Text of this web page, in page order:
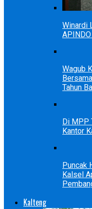
Winardi
Wagub
Tahun
Di MPP
Kantor
Puncak
Kalsel
Kalteng